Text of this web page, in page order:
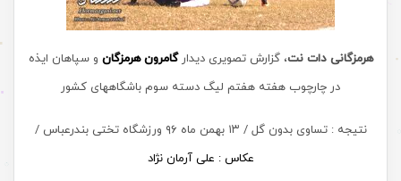
هرمزگانی دات نت، گزارش تصویری دیدارگامرون هرمزگان و سپاهان ایذه
در چارچوب هفته هفتم لیگ دسته سوم باشگاههای کشور
نتیجه : تساوی بدون گل / ۱۳ بهمن ماه ۹۶ ورزشگاه تختی بندرعباس /
عکاس : علی آرمان نژاد